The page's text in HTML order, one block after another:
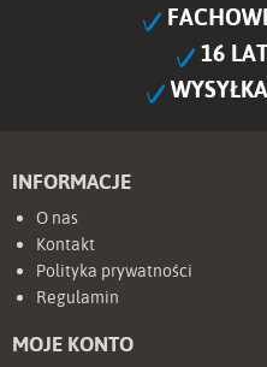
16
INFORMACJE
O nas
Kontakt
Polityka prywatności
Regulamin
MOJE KONTO